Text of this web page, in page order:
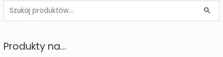
z
k
Produkty na…